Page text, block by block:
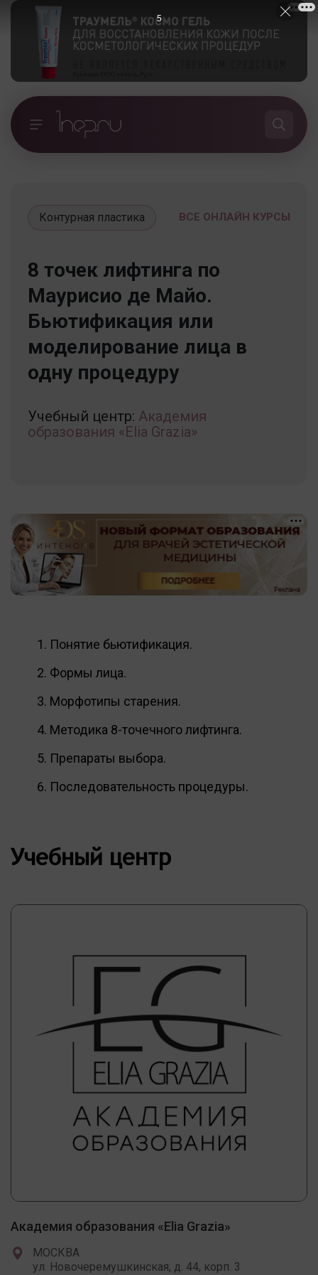
ВСЕ ОНЛАЙН КУРСЫ
Контурная пластика
8 точек лифтинга по
Маурисио де Майо.
Бьютификация или
моделирование лица в
одну процедуру
Учебный центр: Академия
образования «Elia Grazia»
Понятие бьютификация.
Формы лица.
Морфотипы старения.
Методика 8-точечного лифтинга.
Препараты выбора.
Последовательность процедуры.
Учебный центр
Академия образования «Elia Grazia»
МОСКВА
ул. Новочеремушкинская, д. 44, корп. 3
4